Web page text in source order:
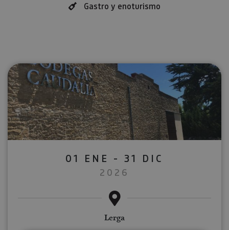
Gastro y enoturismo
01 ENE - 31 DIC
2026
Lerga